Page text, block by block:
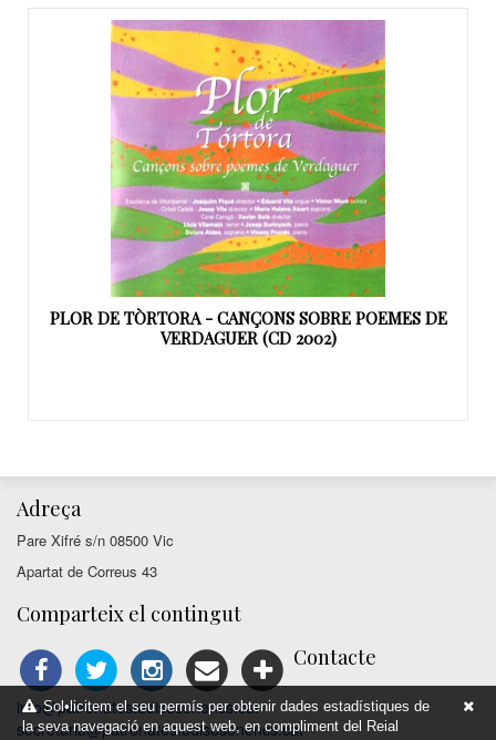
Sol•licitem el seu permís per obtenir dades estadístiques de
la seva navegació en aquest web, en compliment del Reial
PLOR DE TÒRTORA - CANÇONS SOBRE POEMES DE
VERDAGUER (CD 2002)
Adreça
Pare Xifré s/n 08500 Vic
Apartat de Correus 43
Comparteix el contingut
Contacte
info@patronatestudisosonencs.cat
secretaria@patronatestudisosonencs.cat